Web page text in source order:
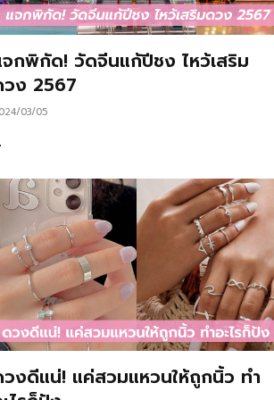
กพิกัด! วัดจีนแก้ปีชง ไหว้เสริม
ง 2567
03/05
งดีแน่! แค่สวมแหวนให้ถูกนิ้ว ทำ